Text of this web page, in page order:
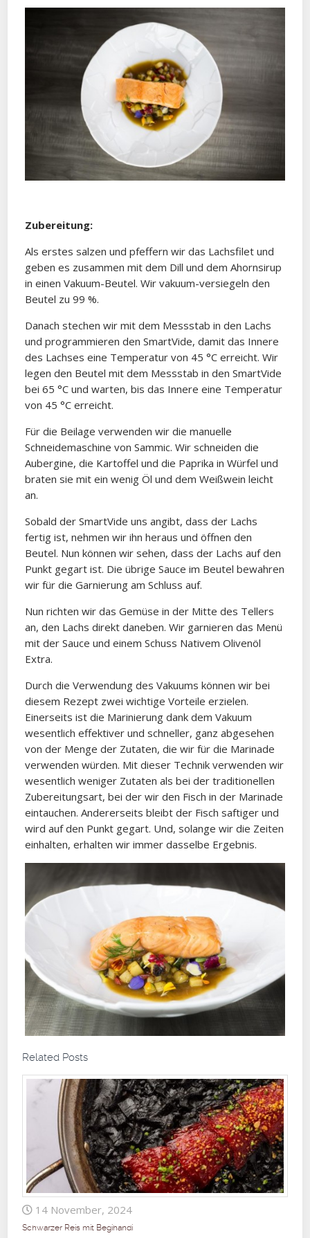
Zubereitung:
Als erstes salzen und pfeffern wir das Lachsfilet und
geben es zusammen mit dem Dill und dem Ahornsirup
in einen Vakuum-Beutel. Wir vakuum-versiegeln den
Beutel zu 99 %.
Danach stechen wir mit dem Messstab in den Lachs
und programmieren den SmartVide, damit das Innere
des Lachses eine Temperatur von 45 °C erreicht. Wir
legen den Beutel mit dem Messstab in den SmartVide
bei 65 °C und warten, bis das Innere eine Temperatur
von 45 °C erreicht.
Für die Beilage verwenden wir die manuelle
Schneidemaschine von Sammic. Wir schneiden die
Aubergine, die Kartoffel und die Paprika in Würfel und
braten sie mit ein wenig Öl und dem Weißwein leicht
an.
Sobald der SmartVide uns angibt, dass der Lachs
fertig ist, nehmen wir ihn heraus und öffnen den
Beutel. Nun können wir sehen, dass der Lachs auf den
Punkt gegart ist. Die übrige Sauce im Beutel bewahren
wir für die Garnierung am Schluss auf.
Nun richten wir das Gemüse in der Mitte des Tellers
an, den Lachs direkt daneben. Wir garnieren das Menü
mit der Sauce und einem Schuss Nativem Olivenöl
Extra.
Durch die Verwendung des Vakuums können wir bei
diesem Rezept zwei wichtige Vorteile erzielen.
Einerseits ist die Marinierung dank dem Vakuum
wesentlich effektiver und schneller, ganz abgesehen
von der Menge der Zutaten, die wir für die Marinade
verwenden würden. Mit dieser Technik verwenden wir
wesentlich weniger Zutaten als bei der traditionellen
Zubereitungsart, bei der wir den Fisch in der Marinade
eintauchen. Andererseits bleibt der Fisch saftiger und
wird auf den Punkt gegart. Und, solange wir die Zeiten
einhalten, erhalten wir immer dasselbe Ergebnis.
Related Posts
14 November, 2024
Schwarzer Reis mit Begihandi